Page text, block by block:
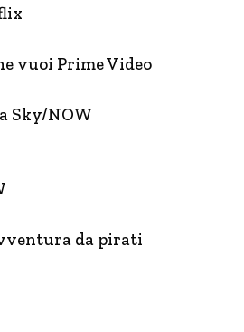
vuoi Prime Video
Sky/NOW
da pirati